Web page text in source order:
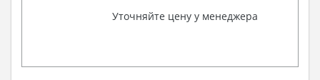
Уточняйте цену у менеджера